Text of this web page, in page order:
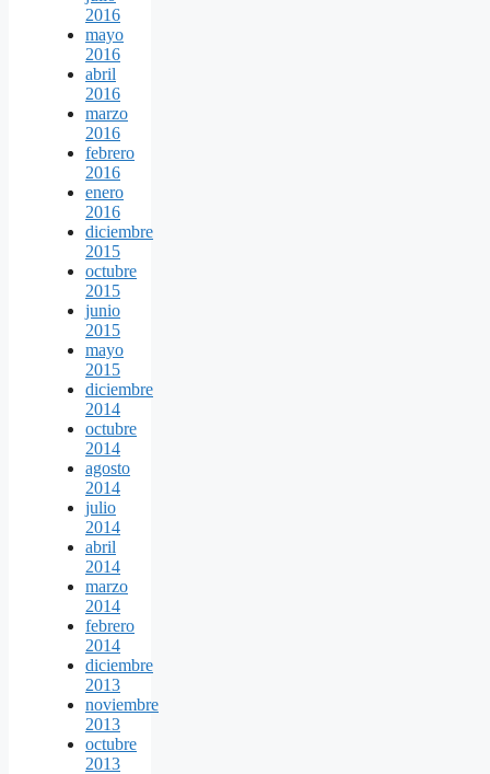
2016
mayo
2016
abril
2016
marzo
2016
febrero
2016
enero
2016
diciembre
2015
octubre
2015
junio
2015
mayo
2015
diciembre
2014
octubre
2014
agosto
2014
julio
2014
abril
2014
marzo
2014
febrero
2014
diciembre
2013
noviembre
2013
octubre
2013